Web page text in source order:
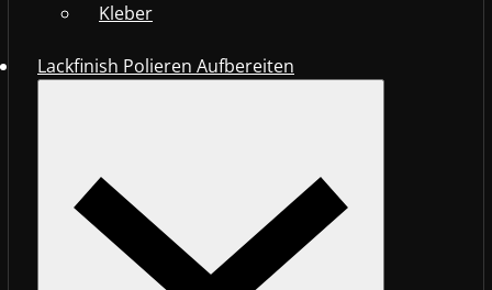
Kleber
Lackfinish Polieren Aufbereiten